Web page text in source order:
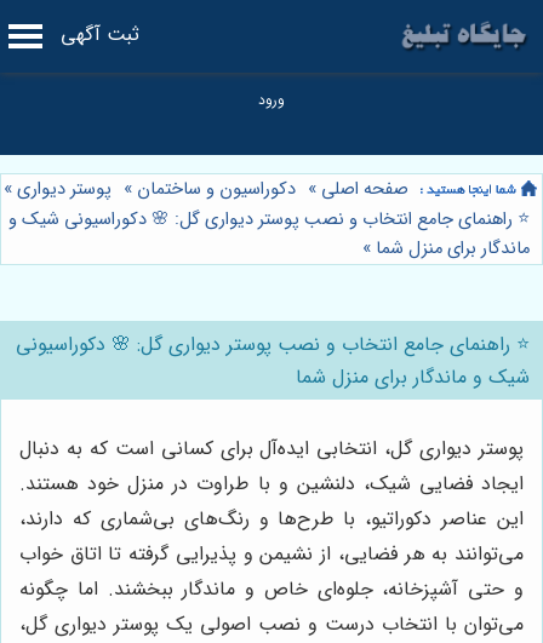
ثبت آگهی
صفحه اصلی » دکوراسیون و ساختمان » پوستر دیواری»
⭐️ راهنمای جامع انتخاب و نصب پوستر دیواری گل: 🌸 دکوراسیونی شیک و
ماندگار برای منزل شما »
⭐️ راهنمای جامع انتخاب و نصب پوستر دیواری گل: 🌸 دکوراسیونی
شیک و ماندگار برای منزل شما
پوستر دیواری گل، انتخابی ایده‌آل برای کسانی است که به دنبال
ایجاد فضایی شیک، دلنشین و با طراوت در منزل خود هستند.
این عناصر دکوراتیو، با طرح‌ها و رنگ‌های بی‌شماری که دارند،
می‌توانند به هر فضایی، از نشیمن و پذیرایی گرفته تا اتاق خواب
و حتی آشپزخانه، جلوه‌ای خاص و ماندگار ببخشند. اما چگونه
می‌توان با انتخاب درست و نصب اصولی یک پوستر دیواری گل،